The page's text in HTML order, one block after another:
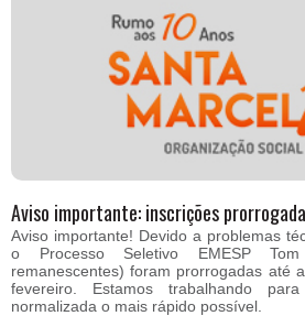
Aviso importante: inscrições
Aviso importante! Devido a problemas
o Processo Seletivo EMESP
remanescentes) foram prorrogadas até
fevereiro. Estamos trabalhando
normalizada o mais rápido possível.